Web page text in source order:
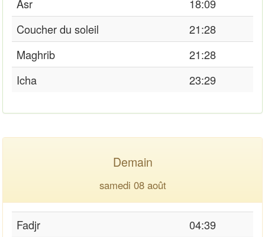
Asr
18:09
Coucher du soleil
21:28
Maghrib
21:28
Icha
23:29
Demain
samedi 08 août
Fadjr
04:39